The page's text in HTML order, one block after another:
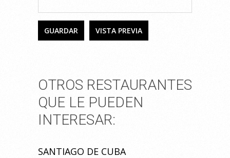
OTROS RESTAURANTES
QUE LE PUEDEN
INTERESAR:
SANTIAGO DE CUBA